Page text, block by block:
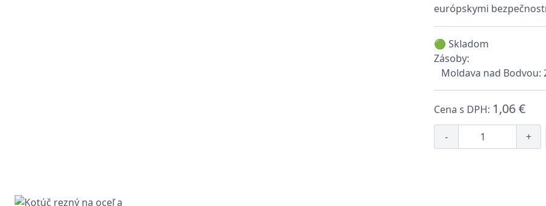
európskymi
🟢 Skladom
Zásoby:
Moldava nad Bodvou:
Cena s DPH: 1,06 €
- +